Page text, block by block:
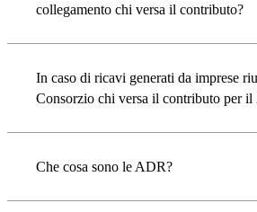
collegamento chi versa il contributo?
In caso di ricavi generati da imprese
Consorzio chi versa il contributo per il
Che cosa sono le ADR?